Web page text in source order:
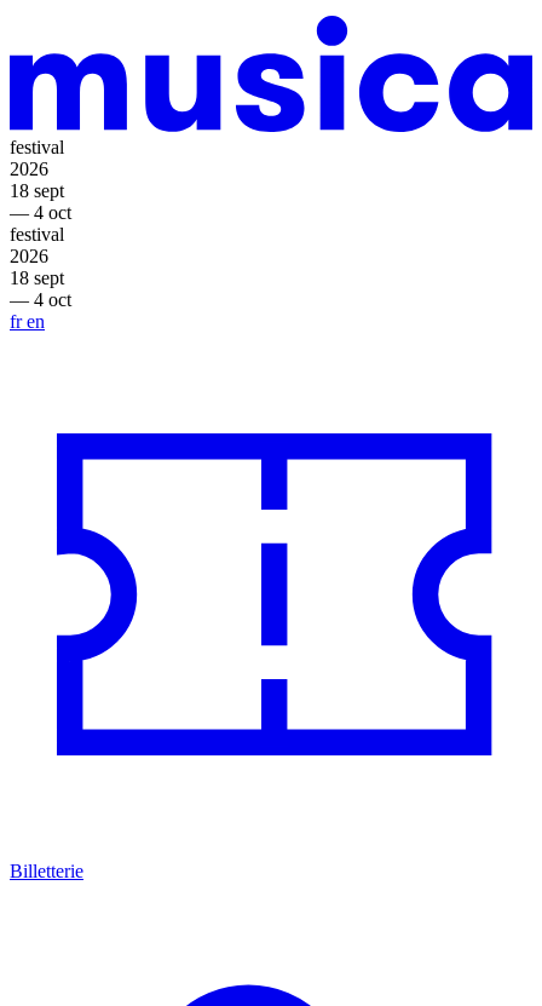
festival
2026
18 sept
— 4 oct
festival
2026
18 sept
— 4 oct
fren
Billetterie